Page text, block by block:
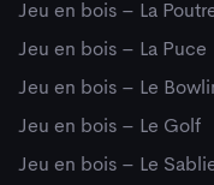
Jeu en bois – La
Jeu en bois – La Puce
Jeu en bois – Le
Jeu en bois – Le Golf
Jeu en bois – Le